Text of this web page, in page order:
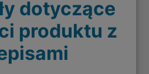
dotyczące
produktu z